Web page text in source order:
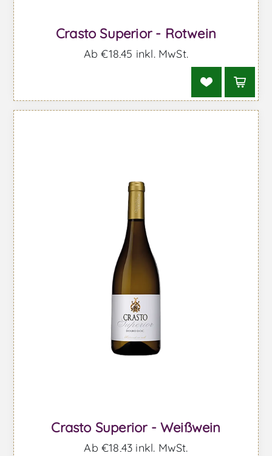
Crasto Superior - Rotwein
Ab €18,45 inkl. MwSt.
Crasto Superior - Weißwein
Ab €18,43 inkl. MwSt.